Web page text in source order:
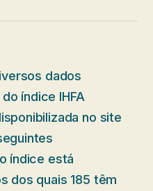
dados
índice IHFA
no site
índice está
dos quais 185 têm